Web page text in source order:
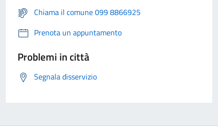
Chiama il comune 099 8866925
Prenota un appuntamento
Problemi in città
Segnala disservizio